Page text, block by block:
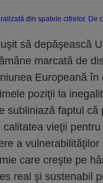
să depăşească
marcată de
Europeană
poziţii la
subliniază faptul
vieţii
a
care creşte pe
real şi sustenabil